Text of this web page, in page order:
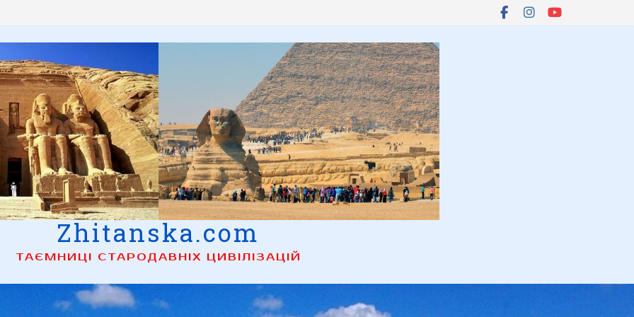
Zhitanska.com
ТАЄМНИЦІ СТАРОДАВНІХ ЦИВІЛІЗАЦІЙ